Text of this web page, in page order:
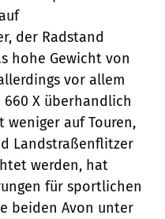
der Radstand
hohe Gewicht von
vor allem
660 X überhandlich
weniger auf Touren,
Landstraßenflitzer
werden, hat
für sportlichen
beiden Avon unter